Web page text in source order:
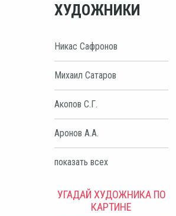
ХУДОЖНИКИ
Никас Сафронов
Михаил Сатаров
Акопов С.Г.
Аронов А.А.
показать всех
УГАДАЙ ХУДОЖНИКА ПО
КАРТИНЕ